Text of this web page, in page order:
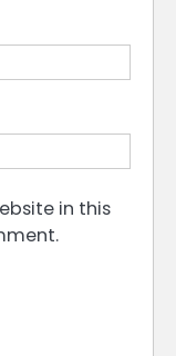
in this